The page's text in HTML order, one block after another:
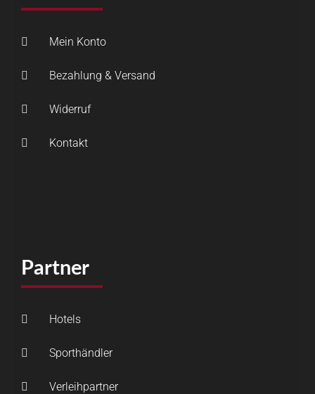
Mein Konto
Bezahlung & Versand
Widerruf
Kontakt
Partner
Hotels
Sporthändler
Verleihpartner